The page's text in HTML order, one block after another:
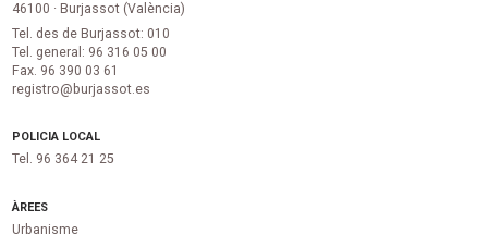
46100 · Burjassot (València)
Tel. des de Burjassot: 010
Tel. general: 96 316 05 00
Fax. 96 390 03 61
registro@burjassot.es
POLICIA LOCAL
Tel. 96 364 21 25
ÀREES
Urbanisme